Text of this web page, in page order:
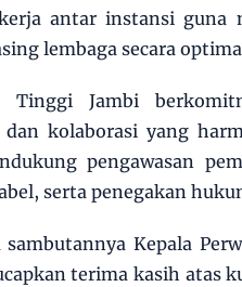
antar instansi guna
lembaga secara
Tinggi Jambi
kolaborasi yang
pengawasan
serta penegakan
sambutannya Kepala
terima kasih atas